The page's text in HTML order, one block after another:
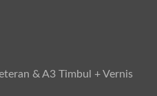
& A3 Timbul + Vernis